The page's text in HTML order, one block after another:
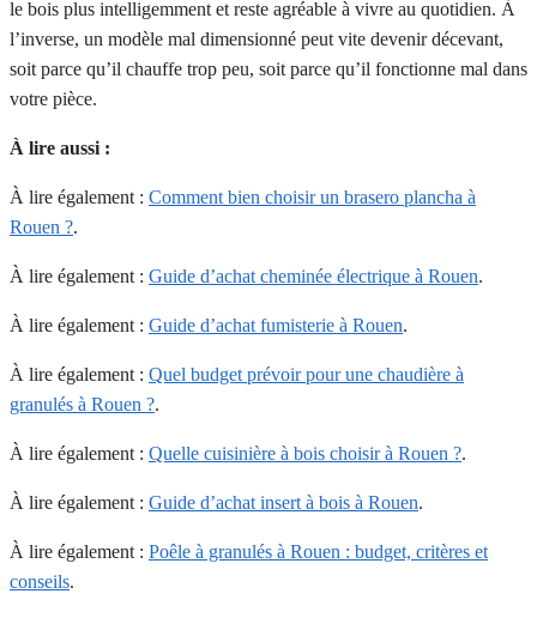
le bois plus intelligemment et reste agréable à vivre au quotidien. À
l’inverse, un modèle mal dimensionné peut vite devenir décevant,
soit parce qu’il chauffe trop peu, soit parce qu’il fonctionne mal dans
votre pièce.
À lire aussi :
À lire également : Comment bien choisir un brasero plancha à
Rouen ?.
À lire également : Guide d’achat cheminée électrique à Rouen.
À lire également : Guide d’achat fumisterie à Rouen.
À lire également : Quel budget prévoir pour une chaudière à
granulés à Rouen ?.
À lire également : Quelle cuisinière à bois choisir à Rouen ?.
À lire également : Guide d’achat insert à bois à Rouen.
À lire également : Poêle à granulés à Rouen : budget, critères et
conseils.